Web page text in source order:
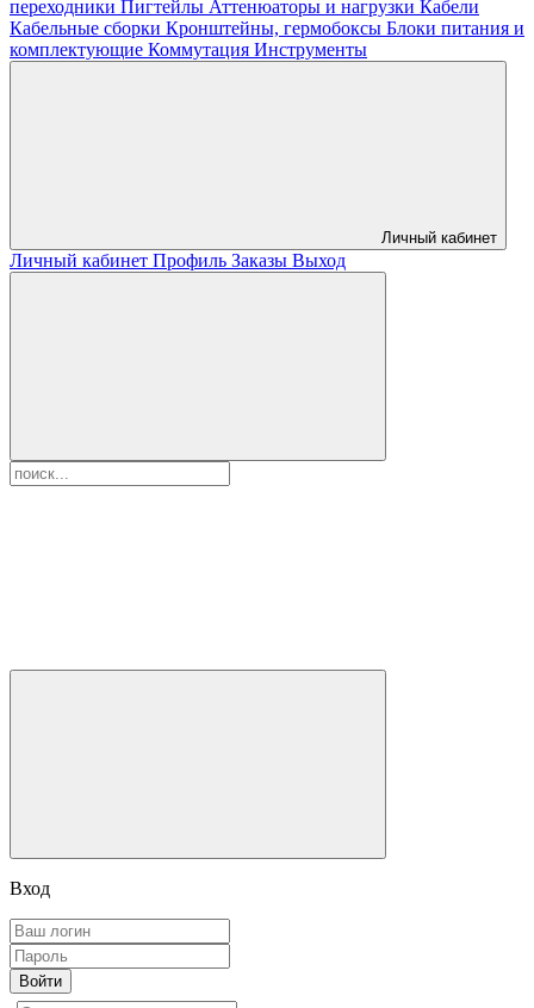
переходники Пигтейлы Аттенюаторы и нагрузки Кабели
Кабельные сборки Кронштейны, гермобоксы Блоки питания и
комплектующие Коммутация Инструменты
Личный кабинет
Личный кабинет Профиль Заказы Выход
Вход
Войти